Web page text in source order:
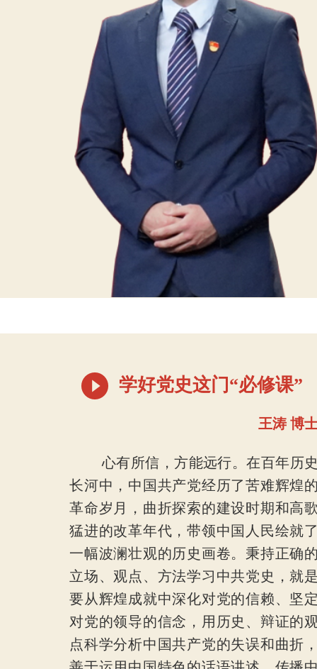
学好党史这门“必修课”
王涛 博
心有所信，方能远行。在百年历
长河中，中国共产党经历了苦难辉煌
革命岁月，曲折探索的建设时期和高
猛进的改革年代，带领中国人民绘就
一幅波澜壮观的历史画卷。秉持正确
立场、观点、方法学习中共党史，就
要从辉煌成就中深化对党的信赖、坚
对党的领导的信念，用历史、辩证的
点科学分析中国共产党的失误和曲折